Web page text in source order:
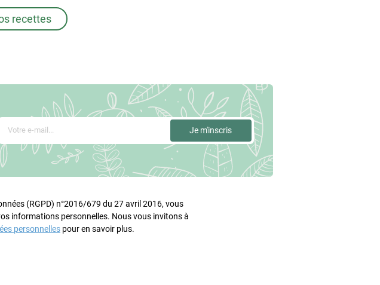
recettes
(RGPD) n°2016/679 du 27 avril 2016, vous
informations personnelles. Nous vous invitons à
personnelles pour en savoir plus.